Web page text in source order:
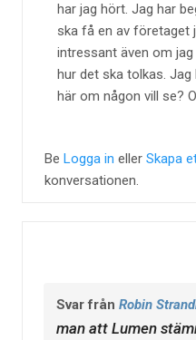
har jag hört. Jag har
ska få en av företaget
intressant även om
hur det ska tolkas. Jag
här om någon vill se?
Be Logga in eller Skapa
konversationen.
Svar från Robin
man att Lumen